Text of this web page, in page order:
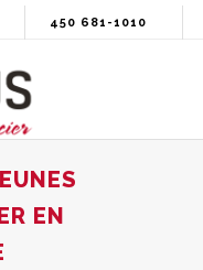
450 681-1010
EN